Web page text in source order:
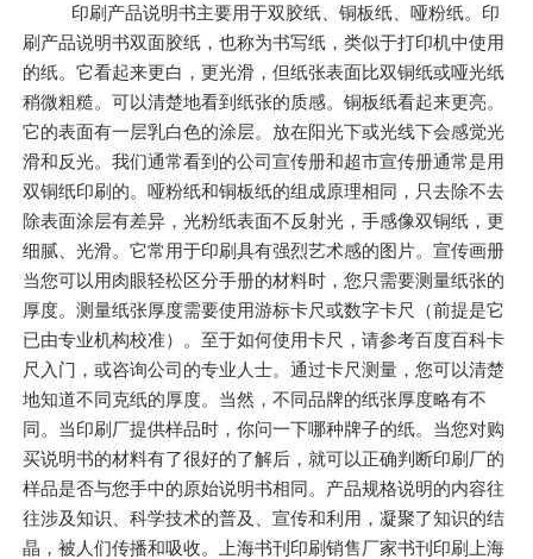
印刷产品说明书主要用于双胶纸、铜板纸、哑粉纸。印
刷产品说明书双面胶纸，也称为书写纸，类似于打印机中使用
的纸。它看起来更白，更光滑，但纸张表面比双铜纸或哑光纸
稍微粗糙。可以清楚地看到纸张的质感。铜板纸看起来更亮。
它的表面有一层乳白色的涂层。放在阳光下或光线下会感觉光
滑和反光。我们通常看到的公司宣传册和超市宣传册通常是用
双铜纸印刷的。哑粉纸和铜板纸的组成原理相同，只去除不去
除表面涂层有差异，光粉纸表面不反射光，手感像双铜纸，更
细腻、光滑。它常用于印刷具有强烈艺术感的图片。宣传画册
当您可以用肉眼轻松区分手册的材料时，您只需要测量纸张的
厚度。测量纸张厚度需要使用游标卡尺或数字卡尺（前提是它
已由专业机构校准）。至于如何使用卡尺，请参考百度百科卡
尺入门，或咨询公司的专业人士。通过卡尺测量，您可以清楚
地知道不同克纸的厚度。当然，不同品牌的纸张厚度略有不
同。当印刷厂提供样品时，你问一下哪种牌子的纸。当您对购
买说明书的材料有了很好的了解后，就可以正确判断印刷厂的
样品是否与您手中的原始说明书相同。产品规格说明的内容往
往涉及知识、科学技术的普及、宣传和利用，凝聚了知识的结
晶，被人们传播和吸收。上海书刊印刷销售厂家书刊印刷上海